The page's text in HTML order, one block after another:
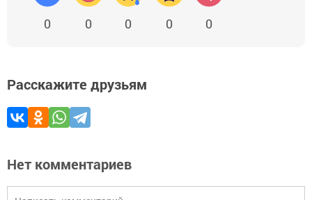
0 0 0 0 0
Расскажите друзьям
Нет комментариев